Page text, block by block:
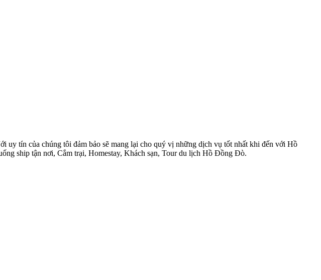
tín của chúng tôi đảm bảo sẽ mang lại cho quý vị những dịch vụ tốt nhất khi đến với Hồ
ship tận nơi, Cắm trại, Homestay, Khách sạn, Tour du lịch Hồ Đồng Đò.